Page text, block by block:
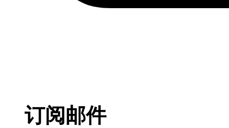
订阅邮件